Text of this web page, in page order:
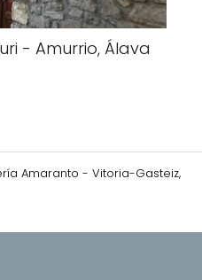
- Amurrio, Álava
Amaranto - Vitoria-Gasteiz,